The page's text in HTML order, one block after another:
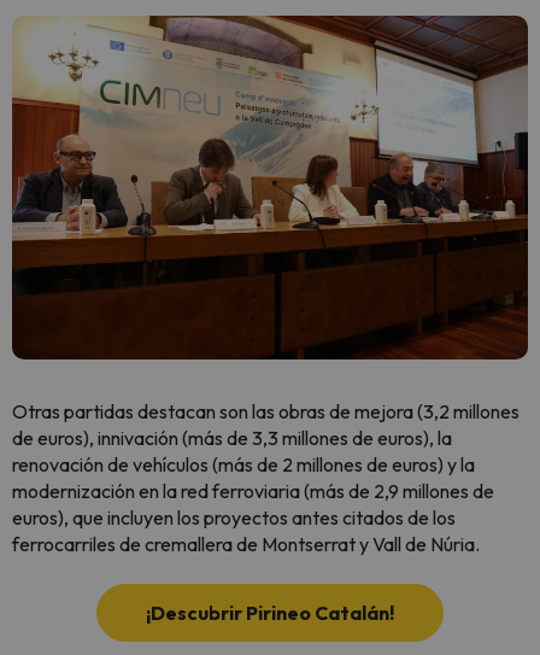
Otras partidas destacan son las obras de mejora (3,2 millones
de euros), innivación (más de 3,3 millones de euros), la
renovación de vehículos (más de 2 millones de euros) y la
modernización en la red ferroviaria (más de 2,9 millones de
euros), que incluyen los proyectos antes citados de los
ferrocarriles de cremallera de Montserrat y Vall de Núria.
¡Descubrir Pirineo Catalán!